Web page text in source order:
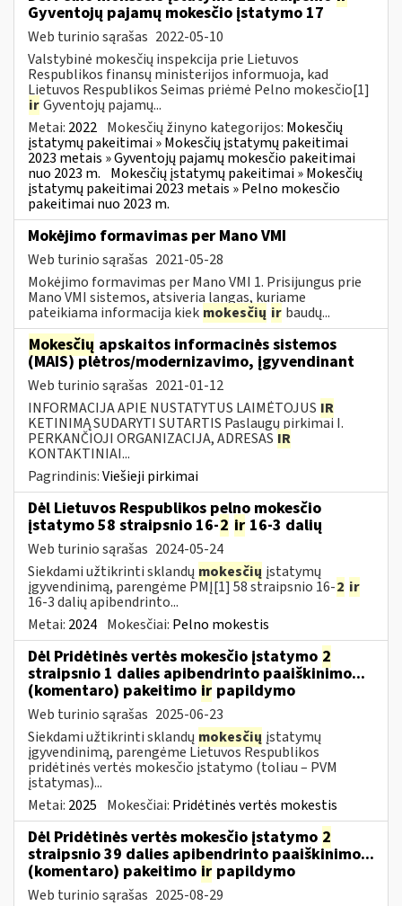
Gyventojų pajamų mokesčio įstatymo 17
Web turinio sąrašas 2022-05-10
Valstybinė mokesčių inspekcija prie Lietuvos
Respublikos finansų ministerijos informuoja, kad
Lietuvos Respublikos Seimas priėmė Pelno mokesčio[1]
irGyventojų pajamų...
Metai: 2022 Mokesčių žinyno kategorijos: Mokesčių
įstatymų pakeitimai » Mokesčių įstatymų pakeitimai
2023 metais » Gyventojų pajamų mokesčio pakeitimai
nuo 2023 m. Mokesčių įstatymų pakeitimai » Mokesčių
įstatymų pakeitimai 2023 metais » Pelno mokesčio
pakeitimai nuo 2023 m.
Mokėjimo formavimas per Mano VMI
Web turinio sąrašas 2021-05-28
Mokėjimo formavimas per Mano VMI 1. Prisijungus prie
Mano VMI sistemos, atsiveria langas, kuriame
pateikiama informacija kiek mokesčių ir baudų...
Mokesčių apskaitos informacinės sistemos
(MAIS) plėtros/modernizavimo, įgyvendinant
Web turinio sąrašas 2021-01-12
INFORMACIJA APIE NUSTATYTUS LAIMĖTOJUS IR
KETINIMĄ SUDARYTI SUTARTIS Paslaugų pirkimai I.
PERKANČIOJI ORGANIZACIJA, ADRESAS IR
KONTAKTINIAI...
Pagrindinis:Viešieji pirkimai
Dėl Lietuvos Respublikos pelno mokesčio
įstatymo 58 straipsnio 16-2 ir 16-3 dalių
Web turinio sąrašas 2024-05-24
Siekdami užtikrinti sklandų mokesčių įstatymų
įgyvendinimą, parengėme PMĮ[1] 58 straipsnio 16-2 ir
16-3 dalių apibendrinto...
Metai: 2024 Mokesčiai: Pelno mokestis
Dėl Pridėtinės vertės mokesčio įstatymo 2
straipsnio 1 dalies apibendrinto paaiškinimo...
(komentaro) pakeitimo ir papildymo
Web turinio sąrašas 2025-06-23
Siekdami užtikrinti sklandų mokesčių įstatymų
įgyvendinimą, parengėme Lietuvos Respublikos
pridėtinės vertės mokesčio įstatymo (toliau – PVM
įstatymas)...
Metai: 2025 Mokesčiai: Pridėtinės vertės mokestis
Dėl Pridėtinės vertės mokesčio įstatymo 2
straipsnio 39 dalies apibendrinto paaiškinimo...
(komentaro) pakeitimo ir papildymo
Web turinio sąrašas 2025-08-29